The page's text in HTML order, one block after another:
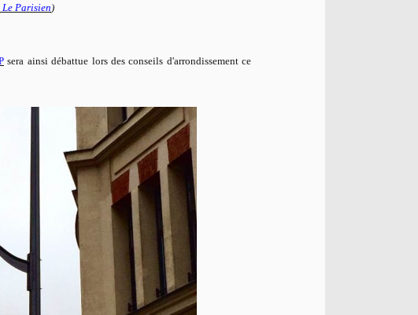
Parisien)
sera ainsi débattue lors des conseils d'arrondissement ce